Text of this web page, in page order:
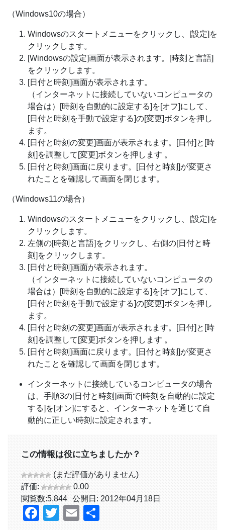
（Windows10の場合）
Windowsのスタートメニューをクリックし、[設定]を
クリックします。
[Windowsの設定]画面が表示されます。[時刻と言語]
をクリックします。
[日付と時刻]画面が表示されます。
（インターネットに接続していないコンピュータの
場合は）[時刻を自動的に設定する]を[オフ]にして、
[日付と時刻を手動で設定する]の[変更]ボタンを押し
ます。
[日付と時刻の変更]画面が表示されます。[日付]と[時
刻]を調整して[変更]ボタンを押します 。
[日付と時刻]画面に戻ります。[日付と時刻]が変更さ
れたことを確認して画面を閉じます。
（Windows11の場合）
Windowsのスタートメニューをクリックし、[設定]を
クリックします。
左側の[時刻と言語]をクリックし、右側の[日付と時
刻]をクリックします。
[日付と時刻]画面が表示されます。
（インターネットに接続していないコンピュータの
場合は）[時刻を自動的に設定する]を[オフ]にして、
[日付と時刻を手動で設定する]の[変更]ボタンを押し
ます。
[日付と時刻の変更]画面が表示されます。[日付]と[時
刻]を調整して[変更]ボタンを押します 。
[日付と時刻]画面に戻ります。[日付と時刻]が変更さ
れたことを確認して画面を閉じます。
インターネットに接続しているコンピュータの場合
は、手順3の[日付と時刻]画面で[時刻を自動的に設定
する]を[オン]にすると、インターネットを通じて自
動的に正しい時刻に設定されます。
この情報は役に立ちましたか？
(まだ評価がありません)
評価:
0.00
閲覧数:5,844 公開日: 2012年04月18日
Facebook
TwitterEmail